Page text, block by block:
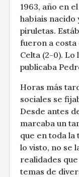
1963, año en
habíais nacido
piruletas.
fueron a costa
Celta (2-0).
publicaba
Horas más
sociales se
Desde antes
marcaba un
que en toda la
lo visto, no se
realidades
temas de